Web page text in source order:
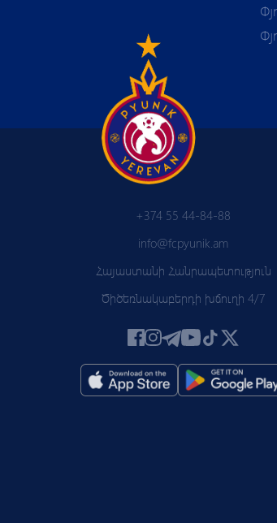
+374 55 44-84-88
info@fcpyunik.am
Հայաստանի Հանրապետություն
Ծիծեռնակաբերդի խճուղի 4/7